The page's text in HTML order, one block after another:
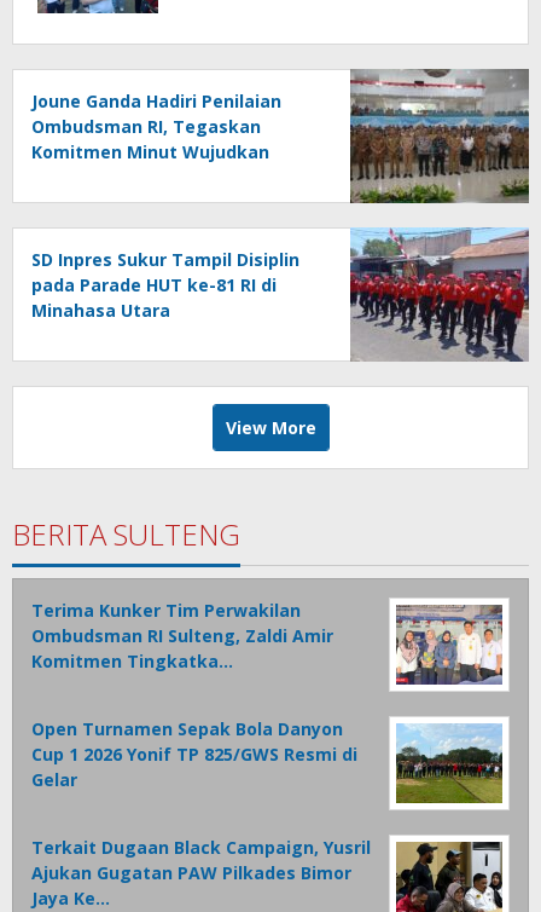
Joune Ganda Hadiri Penilaian
Ombudsman RI, Tegaskan
Komitmen Minut Wujudkan
SD Inpres Sukur Tampil Disiplin
pada Parade HUT ke-81 RI di
Minahasa Utara
View More
BERITA SULTENG
Terima Kunker Tim Perwakilan
Ombudsman RI Sulteng, Zaldi Amir
Komitmen Tingkatka…
Open Turnamen Sepak Bola Danyon
Cup 1 2026 Yonif TP 825/GWS Resmi di
Gelar
Terkait Dugaan Black Campaign, Yusril
Ajukan Gugatan PAW Pilkades Bimor
Jaya Ke…